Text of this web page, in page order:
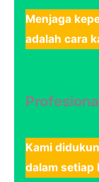
Menjaga
adalah cara
Kami
dalam setiap